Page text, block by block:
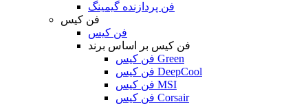
فن پردازنده گیمینگ
فن کیس
فن کیس
فن کیس بر اساس برند
فن کیس Green
فن کیس DeepCool
فن کیس MSI
فن کیس Corsair